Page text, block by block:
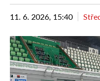
11. 6. 2026, 15:40